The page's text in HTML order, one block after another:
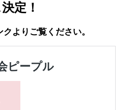
定！
よりご覧ください。